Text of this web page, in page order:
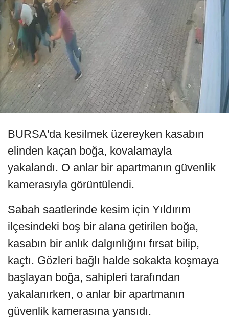
BURSA'da kesilmek üzereyken kasabın
elinden kaçan boğa, kovalamayla
yakalandı. O anlar bir apartmanın güvenlik
kamerasıyla görüntülendi.
Sabah saatlerinde kesim için Yıldırım
ilçesindeki boş bir alana getirilen boğa,
kasabın bir anlık dalgınlığını fırsat bilip,
kaçtı. Gözleri bağlı halde sokakta koşmaya
başlayan boğa, sahipleri tarafından
yakalanırken, o anlar bir apartmanın
güvenlik kamerasına yansıdı.